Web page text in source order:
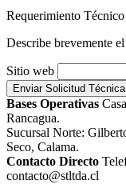
Requerimiento Técnico
Describe brevemente
Sitio web
Enviar Solicitud Técnica
Bases Operativas
Rancagua.
Sucursal Norte:
Seco, Calama.
Contacto Directo
contacto@stltda.cl